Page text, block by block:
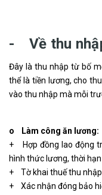
- Về thu
Đây là thu nhập từ bố
thể là tiền lương, cho
vào thu nhập mà mỗi
o Làm công ăn lương:
+ Hợp đồng lao động
hình thức lương, thời
+ Tờ khai thuế thu nhập
+ Xác nhận đóng bảo